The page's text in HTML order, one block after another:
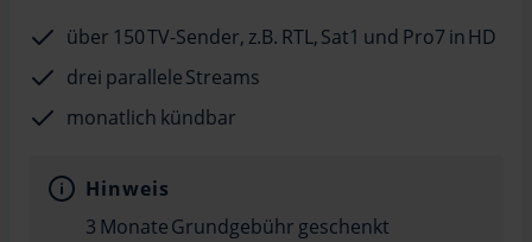
über 150 TV-Sender, z.B. RTL, Sat1 und Pro7 in HD
drei parallele Streams
monatlich kündbar
Hinweis
3 Monate Grundgebühr geschenkt